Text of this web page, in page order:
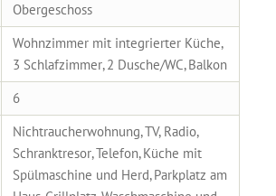
Obergeschoss
Wohnzimmer mit integrierter Küche,
3 Schlafzimmer, 2 Dusche/WC, Balkon
6
Nichtraucherwohnung, TV, Radio,
Schranktresor, Telefon, Küche mit
Spülmaschine und Herd, Parkplatz am